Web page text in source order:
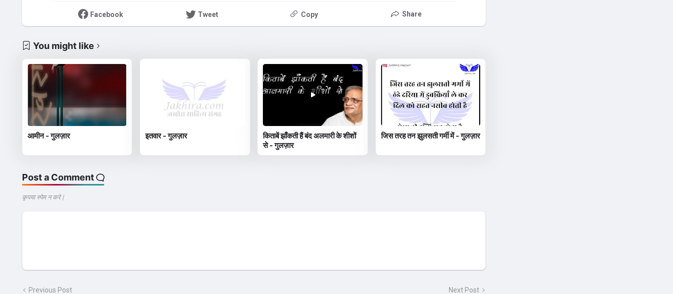
Facebook Tweet Copy Share
You might like
आमीन - गुलज़ार इतवार - गुलज़ार
किताबें झाँकती हैं बंद अलमारी के शीशों
से - गुलज़ार
जिस तरह तन झुलसती गर्मी में - गुलज़ार
Post a Comment
कृपया स्पेम न करे |
Previous Post Next Post